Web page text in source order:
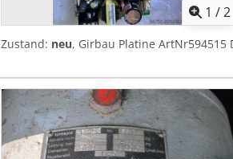
1 /2
Zustand: neu, Girbau Platine ArtNr594515